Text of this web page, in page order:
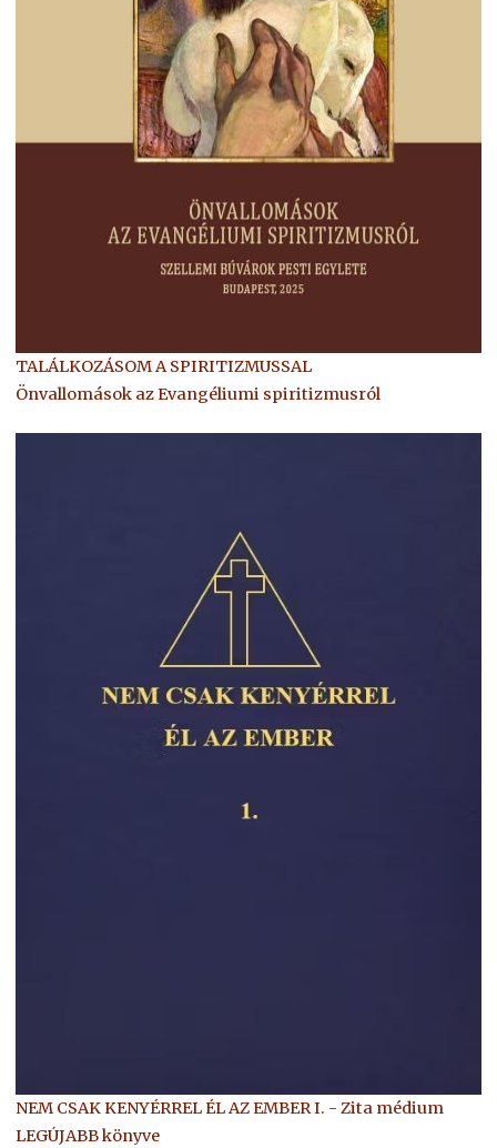
TALÁLKOZÁSOM A SPIRITIZMUSSAL
Önvallomások az Evangéliumi spiritizmusról
NEM CSAK KENYÉRREL ÉL AZ EMBER I. - Zita médium
LEGÚJABB könyve